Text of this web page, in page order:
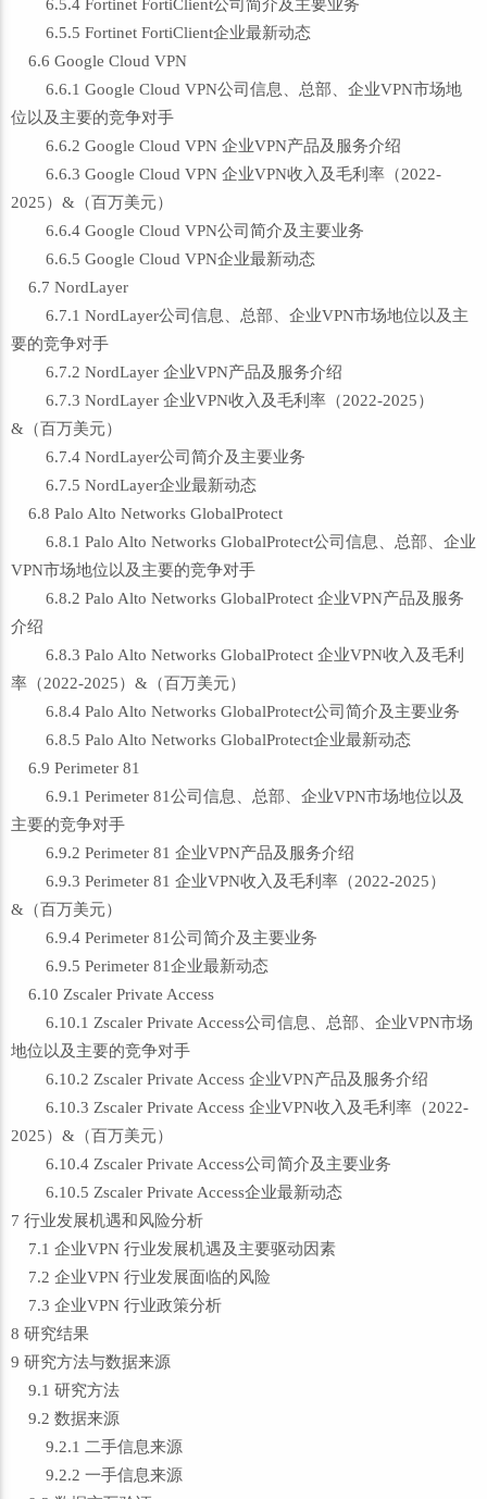
6.5.4 Fortinet FortiClient公司简介及主要业务
6.5.5 Fortinet FortiClient企业最新动态
6.6 Google Cloud VPN
6.6.1 Google Cloud VPN公司信息、总部、企业VPN市场地
位以及主要的竞争对手
6.6.2 Google Cloud VPN 企业VPN产品及服务介绍
6.6.3 Google Cloud VPN 企业VPN收入及毛利率（2022-
2025）&（百万美元）
6.6.4 Google Cloud VPN公司简介及主要业务
6.6.5 Google Cloud VPN企业最新动态
6.7 NordLayer
6.7.1 NordLayer公司信息、总部、企业VPN市场地位以及主
要的竞争对手
6.7.2 NordLayer 企业VPN产品及服务介绍
6.7.3 NordLayer 企业VPN收入及毛利率（2022-2025）
&（百万美元）
6.7.4 NordLayer公司简介及主要业务
6.7.5 NordLayer企业最新动态
6.8 Palo Alto Networks GlobalProtect
6.8.1 Palo Alto Networks GlobalProtect公司信息、总部、企业
VPN市场地位以及主要的竞争对手
6.8.2 Palo Alto Networks GlobalProtect 企业VPN产品及服务
介绍
6.8.3 Palo Alto Networks GlobalProtect 企业VPN收入及毛利
率（2022-2025）&（百万美元）
6.8.4 Palo Alto Networks GlobalProtect公司简介及主要业务
6.8.5 Palo Alto Networks GlobalProtect企业最新动态
6.9 Perimeter 81
6.9.1 Perimeter 81公司信息、总部、企业VPN市场地位以及
主要的竞争对手
6.9.2 Perimeter 81 企业VPN产品及服务介绍
6.9.3 Perimeter 81 企业VPN收入及毛利率（2022-2025）
&（百万美元）
6.9.4 Perimeter 81公司简介及主要业务
6.9.5 Perimeter 81企业最新动态
6.10 Zscaler Private Access
6.10.1 Zscaler Private Access公司信息、总部、企业VPN市场
地位以及主要的竞争对手
6.10.2 Zscaler Private Access 企业VPN产品及服务介绍
6.10.3 Zscaler Private Access 企业VPN收入及毛利率（2022-
2025）&（百万美元）
6.10.4 Zscaler Private Access公司简介及主要业务
6.10.5 Zscaler Private Access企业最新动态
7 行业发展机遇和风险分析
7.1 企业VPN 行业发展机遇及主要驱动因素
7.2 企业VPN 行业发展面临的风险
7.3 企业VPN 行业政策分析
8 研究结果
9 研究方法与数据来源
9.1 研究方法
9.2 数据来源
9.2.1 二手信息来源
9.2.2 一手信息来源